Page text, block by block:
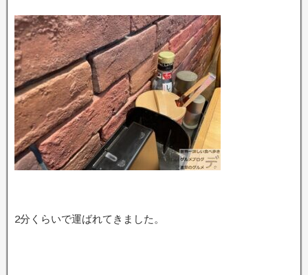
2分くらいで運ばれてきました。